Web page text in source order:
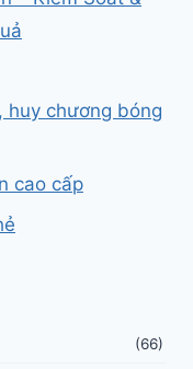
huy chương bóng
cao cấp
(66)